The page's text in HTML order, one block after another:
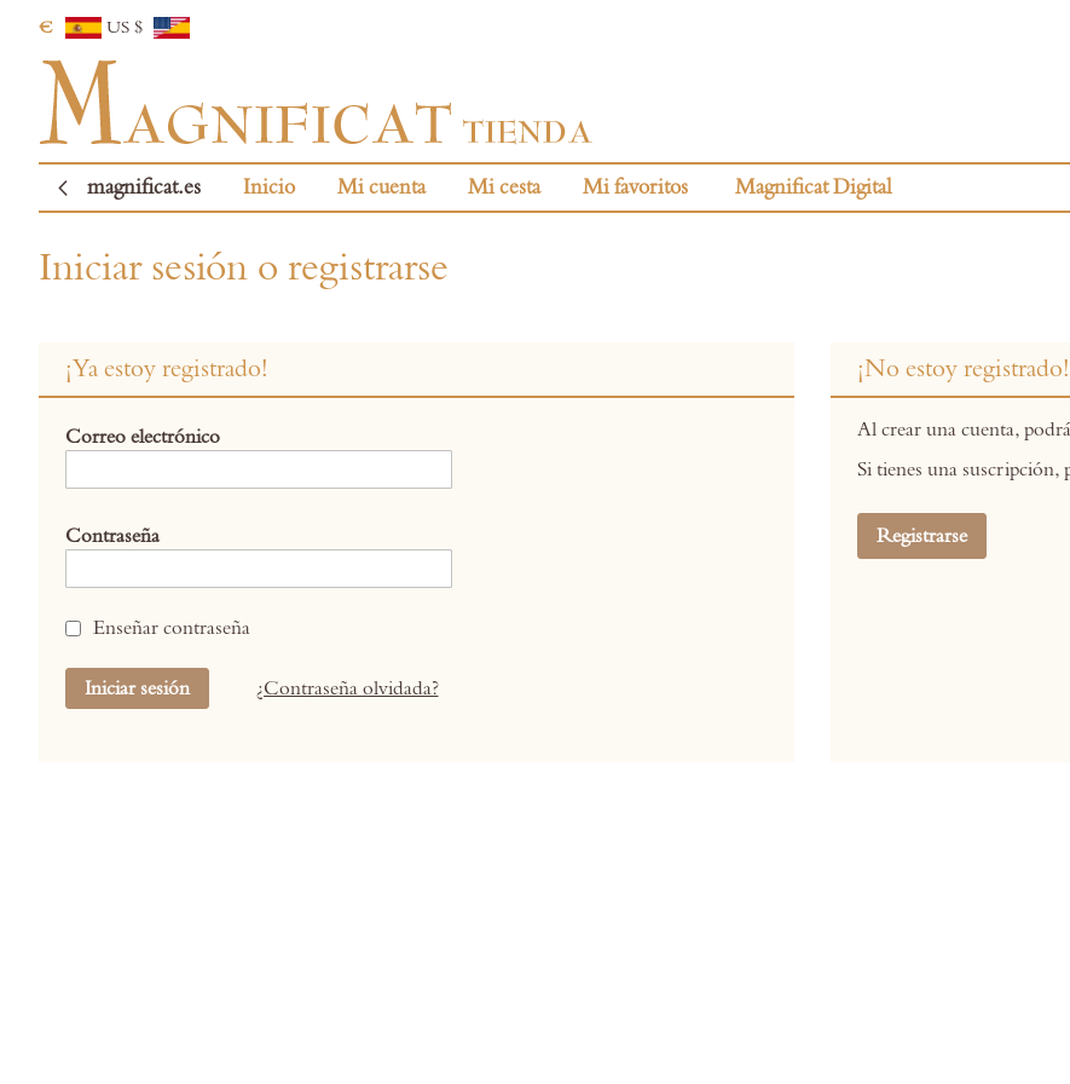
€ US $
magnificat.es Inicio Mi cuenta Mi cesta Mi favoritos Magnificat Digital
Iniciar sesión o registrarse
¡Ya estoy registrado!
Correo electrónico
Contraseña
Enseñar contraseña
Iniciar sesión ¿Contraseña olvidada?
¡No estoy registrado!
Al crear una cuenta,
Si tienes una
Registrarse